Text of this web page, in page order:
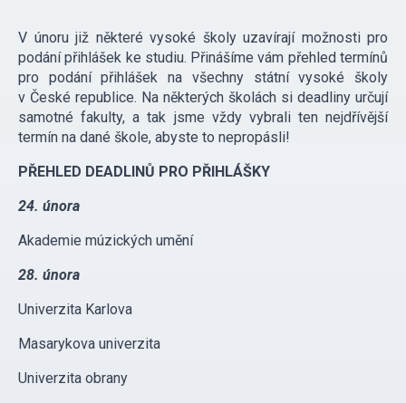
V únoru již některé vysoké školy uzavírají možnosti pro
podání přihlášek ke studiu. Přinášíme vám přehled termínů
pro podání přihlášek na všechny státní vysoké školy
v České republice. Na některých školách si deadliny určují
samotné fakulty, a tak jsme vždy vybrali ten nejdřívější
termín na dané škole, abyste to nepropásli!
PŘEHLED DEADLINŮ PRO PŘIHLÁŠKY
24. února
Akademie múzických umění
28. února
Univerzita Karlova
Masarykova univerzita
Univerzita obrany